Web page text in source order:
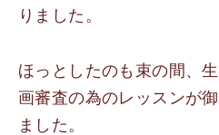
りました。
ほっとしたのも束の間、
画審査の為のレッスンが
ました。